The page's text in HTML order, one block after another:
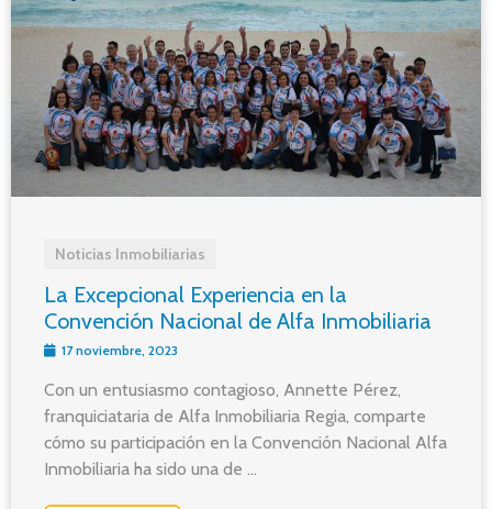
Noticias Inmobiliarias
La Excepcional Experiencia en la
Convención Nacional de Alfa Inmobiliaria
17 noviembre, 2023
Con un entusiasmo contagioso, Annette Pérez,
franquiciataria de Alfa Inmobiliaria Regia, comparte
cómo su participación en la Convención Nacional Alfa
Inmobiliaria ha sido una de ...